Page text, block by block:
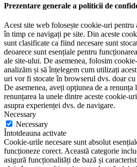
Prezentare generale a politicii de
Acest site web folosește cookie-uri pentru
în timp ce navigați pe site. Din aceste
sunt clasificate ca fiind necesare sunt
deoarece sunt esențiale pentru
ale site-ului. De asemenea, folosim
analizăm și să înțelegem cum utilizați
uri vor fi stocate în browserul dvs. doar cu
De asemenea, aveți opțiunea de a
renunțarea la unele dintre aceste cookie-
asupra experienței dvs. de navigare.
Necessary
Necessary
Întotdeauna activate
Cookie-urile necesare sunt absolut
funcționeze corect. Această categorie
asigură funcționalități de bază și